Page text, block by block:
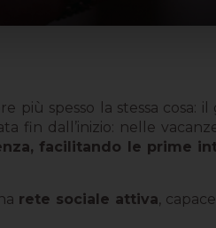
più spesso la stessa cosa:
fin dall’inizio: nelle
facilitando le prime
rete sociale attiva ,